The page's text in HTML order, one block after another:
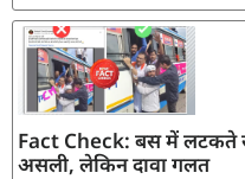
Fact Check: बस में लटकते
असली, लेकिन दावा गलत